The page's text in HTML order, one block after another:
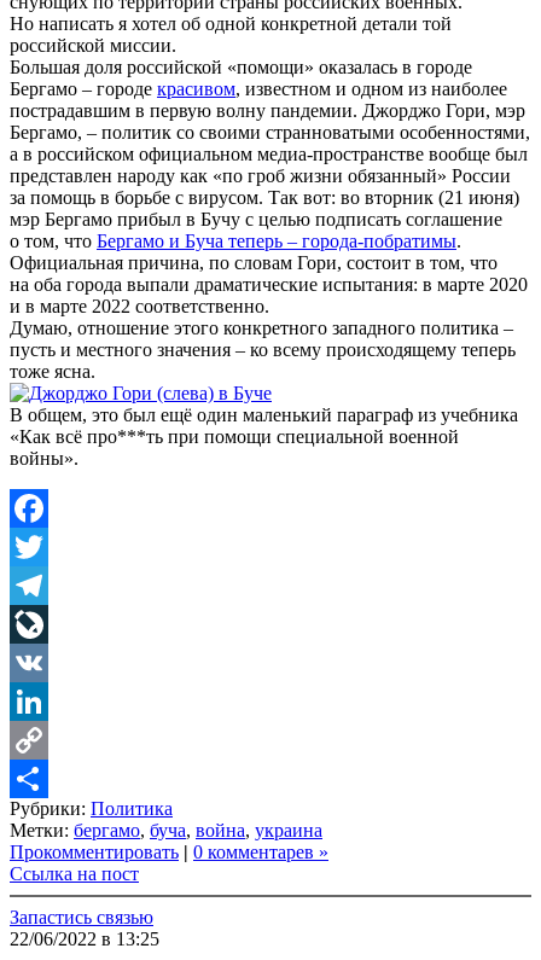
Но написать я хотел об одной конкретной детали той
российской миссии.
Большая доля российской «помощи» оказалась в городе
Бергамо – городе красивом, известном и одном из наиболее
пострадавшим в первую волну пандемии. Джорджо Гори, мэр
Бергамо, – политик со своими странноватыми особенностями,
а в российском официальном медиа-пространстве вообще был
представлен народу как «по гроб жизни обязанный» России
за помощь в борьбе с вирусом. Так вот: во вторник (21 июня)
мэр Бергамо прибыл в Бучу с целью подписать соглашение
о том, что Бергамо и Буча теперь – города-побратимы.
Официальная причина, по словам Гори, состоит в том, что
на оба города выпали драматические испытания: в марте 2020
и в марте 2022 соответственно.
Думаю, отношение этого конкретного западного политика –
пусть и местного значения – ко всему происходящему теперь
тоже ясна.
В общем, это был ещё один маленький параграф из учебника
«Как всё про***ть при помощи специальной военной
войны».
Facebook
Twitter
Telegram
LiveJournal
VK
LinkedIn
Copy
Link
Share
Рубрики: Политика
Метки: бергамо, буча, война, украина
Прокомментировать | 0 комментарев »
Ссылка на пост
Запастись связью
22/06/2022 в 13:25